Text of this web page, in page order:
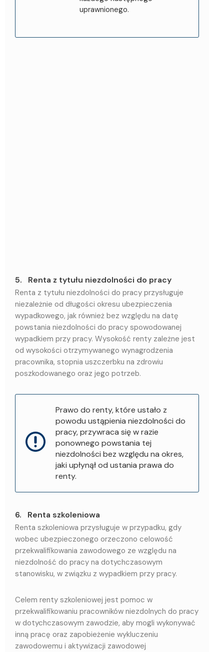
uprawnionego.
5. Renta z tytułu niezdolności do pracy
Renta z tytułu niezdolności do pracy przysługuje
niezależnie od długości okresu ubezpieczenia
wypadkowego, jak również bez względu na datę
powstania niezdolności do pracy spowodowanej
wypadkiem przy pracy. Wysokość renty zależne jest
od wysokości otrzymywanego wynagrodzenia
pracownika, stopnia uszczerbku na zdrowiu
poszkodowanego oraz jego potrzeb.
Prawo do renty, które ustało z
powodu ustąpienia niezdolności do
pracy, przywraca się w razie
ponownego powstania tej
niezdolności bez względu na okres,
jaki upłynął od ustania prawa do
renty.
6. Renta szkoleniowa
Renta szkoleniowa przysługuje w przypadku, gdy
wobec ubezpieczonego orzeczono celowość
przekwalifikowania zawodowego ze względu na
niezdolność do pracy na dotychczasowym
stanowisku, w związku z wypadkiem przy pracy.
Celem renty szkoleniowej jest pomoc w
przekwalifikowaniu pracowników niezdolnych do pracy
w dotychczasowym zawodzie, aby mogli wykonywać
inną pracę oraz zapobieżenie wykluczeniu
zawodowemu i aktywizacji zawodowej